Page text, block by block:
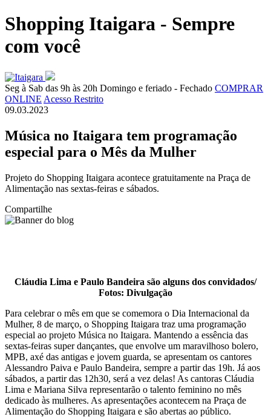
Shopping Itaigara - Sempre
com você
Seg à Sab das 9h às 20h Domingo e feriado - Fechado COMPRAR
ONLINE Acesso Restrito
09.03.2023
Música no Itaigara tem programação
especial para o Mês da Mulher
Projeto do Shopping Itaigara acontece gratuitamente na Praça de
Alimentação nas sextas-feiras e sábados.
Compartilhe
Cláudia Lima e Paulo Bandeira são alguns dos convidados/
Fotos: Divulgação
Para celebrar o mês em que se comemora o Dia Internacional da
Mulher, 8 de março, o Shopping Itaigara traz uma programação
especial ao projeto Música no Itaigara. Mantendo a essência das
sextas-feiras super dançantes, que envolve um maravilhoso bolero,
MPB, axé das antigas e jovem guarda, se apresentam os cantores
Alessandro Paiva e Paulo Bandeira, sempre a partir das 19h. Já aos
sábados, a partir das 12h30, será a vez delas! As cantoras Cláudia
Lima e Mariana Silva representarão o talento feminino no mês
dedicado às mulheres. As apresentações acontecem na Praça de
Alimentação do Shopping Itaigara e são abertas ao público.